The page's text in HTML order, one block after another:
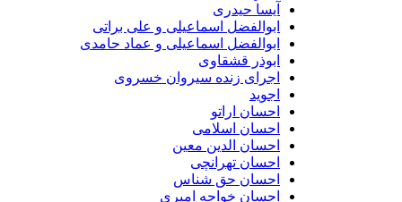
آیسا حیدری
ابوالفضل اسماعیلی و علی براتی
ابوالفضل اسماعیلی و عماد حامدی
ابوذر قشقاوی
اجرای زنده سیروان خسروی
احسان اراتو
احسان اسلامی
احسان الدین معین
احسان تهرانچی
احسان حق شناس
احسان خواجه امیری